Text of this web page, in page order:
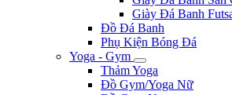
Giày Đá Banh
Đồ Đá Banh
Phụ Kiện Bóng Đá
Yoga - Gym
Thảm Yoga
Đồ Gym/Yoga Nữ